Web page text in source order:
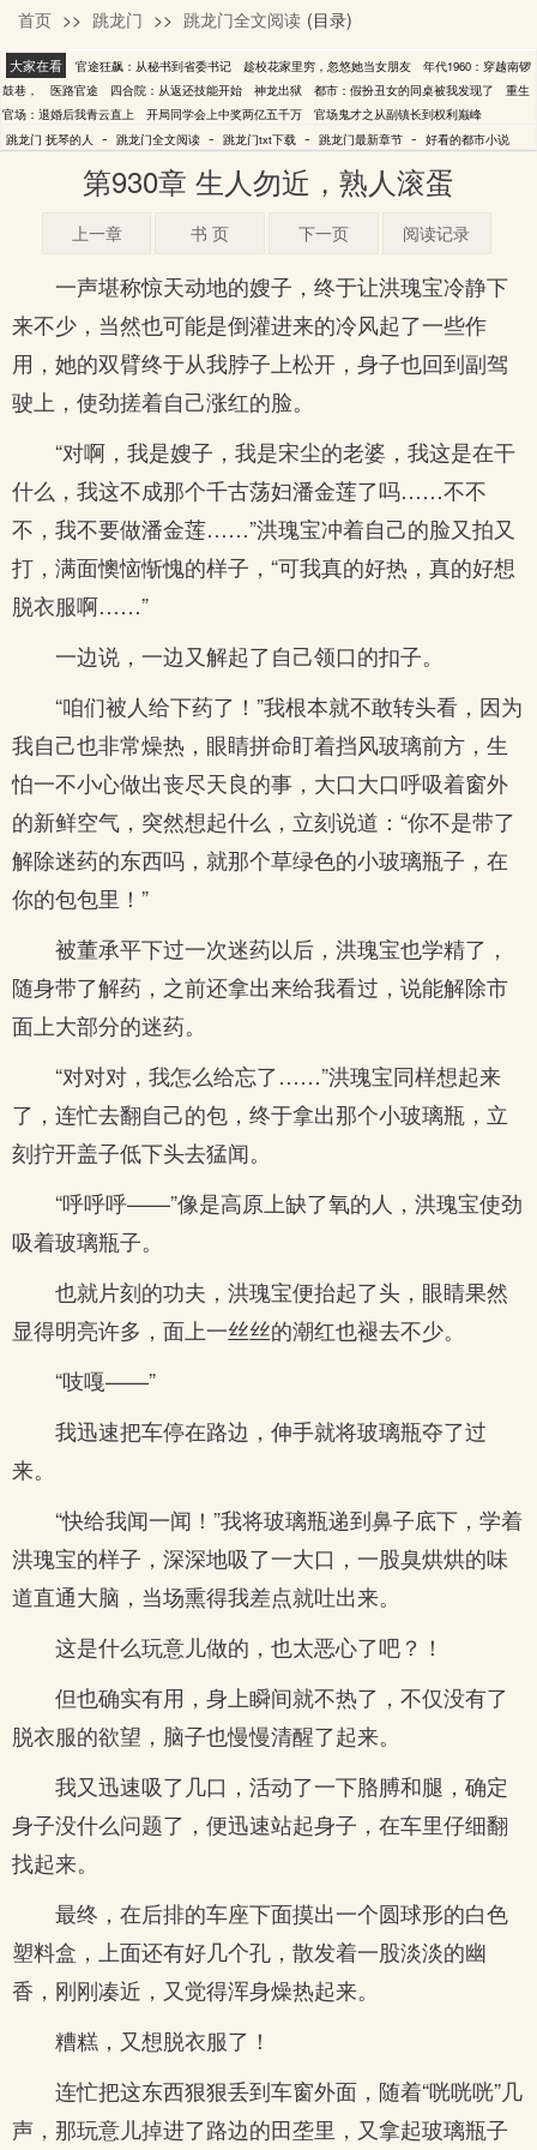
抚琴的人
首页 >> 跳龙门 >> 跳龙门全文阅读 (目录)
大家在看 官途狂飙：从秘书到省委书记 趁校花家里穷，忽悠她当女朋友
年代1960：穿越南锣
鼓巷，
医路官途 四合院：从返还技能开始 神龙出狱 都市：假扮丑女的同桌被我发现了
重生
官场：退婚后我青云直上
开局同学会上中奖两亿五千万
官场鬼才之从副镇长到权利巅峰
跳龙门 抚琴的人
- 跳龙门全文阅读 - 跳龙门txt下载 - 跳龙门最新章节 - 好看的都市小说
第930章 生人勿近，熟人滚蛋
上一章 书 页 下一页 阅读记录
一声堪称惊天动地的嫂子，终于让洪瑰宝冷静下
来不少，当然也可能是倒灌进来的冷风起了一些作
用，她的双臂终于从我脖子上松开，身子也回到副驾
驶上，使劲搓着自己涨红的脸。
“对啊，我是嫂子，我是宋尘的老婆，我这是在干
什么，我这不成那个千古荡妇潘金莲了吗……不不
不，我不要做潘金莲……”洪瑰宝冲着自己的脸又拍又
打，满面懊恼惭愧的样子，“可我真的好热，真的好想
脱衣服啊……”
一边说，一边又解起了自己领口的扣子。
“咱们被人给下药了！”我根本就不敢转头看，因为
我自己也非常燥热，眼睛拼命盯着挡风玻璃前方，生
怕一不小心做出丧尽天良的事，大口大口呼吸着窗外
的新鲜空气，突然想起什么，立刻说道：“你不是带了
解除迷药的东西吗，就那个草绿色的小玻璃瓶子，在
你的包包里！”
被董承平下过一次迷药以后，洪瑰宝也学精了，
随身带了解药，之前还拿出来给我看过，说能解除市
面上大部分的迷药。
“对对对，我怎么给忘了……”洪瑰宝同样想起来
了，连忙去翻自己的包，终于拿出那个小玻璃瓶，立
刻拧开盖子低下头去猛闻。
“呼呼呼——”像是高原上缺了氧的人，洪瑰宝使劲
吸着玻璃瓶子。
也就片刻的功夫，洪瑰宝便抬起了头，眼睛果然
显得明亮许多，面上一丝丝的潮红也褪去不少。
“吱嘎——”
我迅速把车停在路边，伸手就将玻璃瓶夺了过
来。
“快给我闻一闻！”我将玻璃瓶递到鼻子底下，学着
洪瑰宝的样子，深深地吸了一大口，一股臭烘烘的味
道直通大脑，当场熏得我差点就吐出来。
这是什么玩意儿做的，也太恶心了吧？！
但也确实有用，身上瞬间就不热了，不仅没有了
脱衣服的欲望，脑子也慢慢清醒了起来。
我又迅速吸了几口，活动了一下胳膊和腿，确定
身子没什么问题了，便迅速站起身子，在车里仔细翻
找起来。
最终，在后排的车座下面摸出一个圆球形的白色
塑料盒，上面还有好几个孔，散发着一股淡淡的幽
香，刚刚凑近，又觉得浑身燥热起来。
糟糕，又想脱衣服了！
连忙把这东西狠狠丢到车窗外面，随着“咣咣咣”几
声，那玩意儿掉进了路边的田垄里，又拿起玻璃瓶子